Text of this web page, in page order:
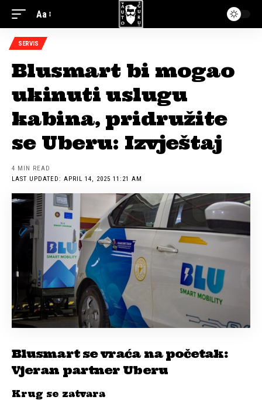
Aa
SERVIS
Blusmart bi mogao
ukinuti uslugu
kabina, pridružite
se Uberu: Izvještaj
LAST UPDATED: APRIL 14, 2025 11:21 AM
4 MIN READ
Blusmart se vraća na početak:
Vjeran partner Uberu
Krug se zatvara